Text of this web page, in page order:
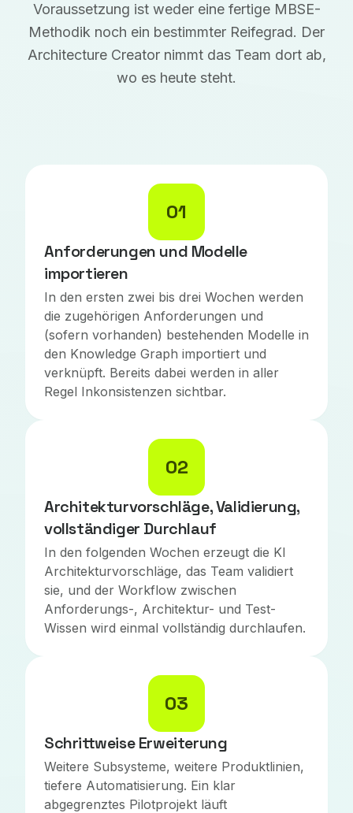
Voraussetzung ist weder eine fertige MBSE-
Methodik noch ein bestimmter Reifegrad. Der
Architecture Creator nimmt das Team dort ab,
wo es heute steht.
01
Anforderungen und Modelle
importieren
In den ersten zwei bis drei Wochen werden
die zugehörigen Anforderungen und
(sofern vorhanden) bestehenden Modelle in
den Knowledge Graph importiert und
verknüpft. Bereits dabei werden in aller
Regel Inkonsistenzen sichtbar.
02
Architekturvorschläge, Validierung,
vollständiger Durchlauf
In den folgenden Wochen erzeugt die KI
Architekturvorschläge, das Team validiert
sie, und der Workflow zwischen
Anforderungs-, Architektur- und Test-
Wissen wird einmal vollständig durchlaufen.
03
Schrittweise Erweiterung
Weitere Subsysteme, weitere Produktlinien,
tiefere Automatisierung. Ein klar
abgegrenztes Pilotprojekt läuft